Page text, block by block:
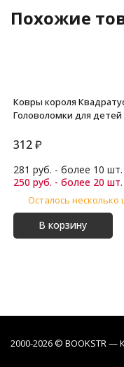
Похожие
Ковры короля
Головоломки для детей
312₽
281 руб. - более 10 шт.
250 руб. - более 20 шт.
Осталось несколько
В корзину
2000-2026 © BOOKSTR